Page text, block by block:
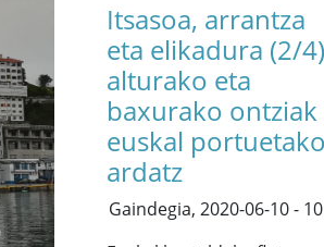
Itsasoa, arrantza
eta elikadura (2/
alturako eta
baxurako ontziak
euskal portuetako
ardatz
Gaindegia, 2020-06-10 -